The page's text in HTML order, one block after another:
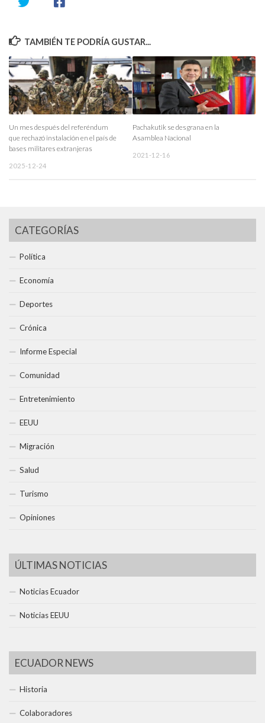
TAMBIÉN TE PODRÍA GUSTAR...
Un mes después del referéndum
que rechazó instalación en el país de
bases militares extranjeras
2025-12-24
Pachakutik se desgrana en la
Asamblea Nacional
2021-12-16
CATEGORÍAS
Política
Economía
Deportes
Crónica
Informe Especial
Comunidad
Entretenimiento
EEUU
Migración
Salud
Turismo
Opiniones
ÚLTIMAS NOTICIAS
Noticias Ecuador
Noticias EEUU
ECUADOR NEWS
Historia
Colaboradores